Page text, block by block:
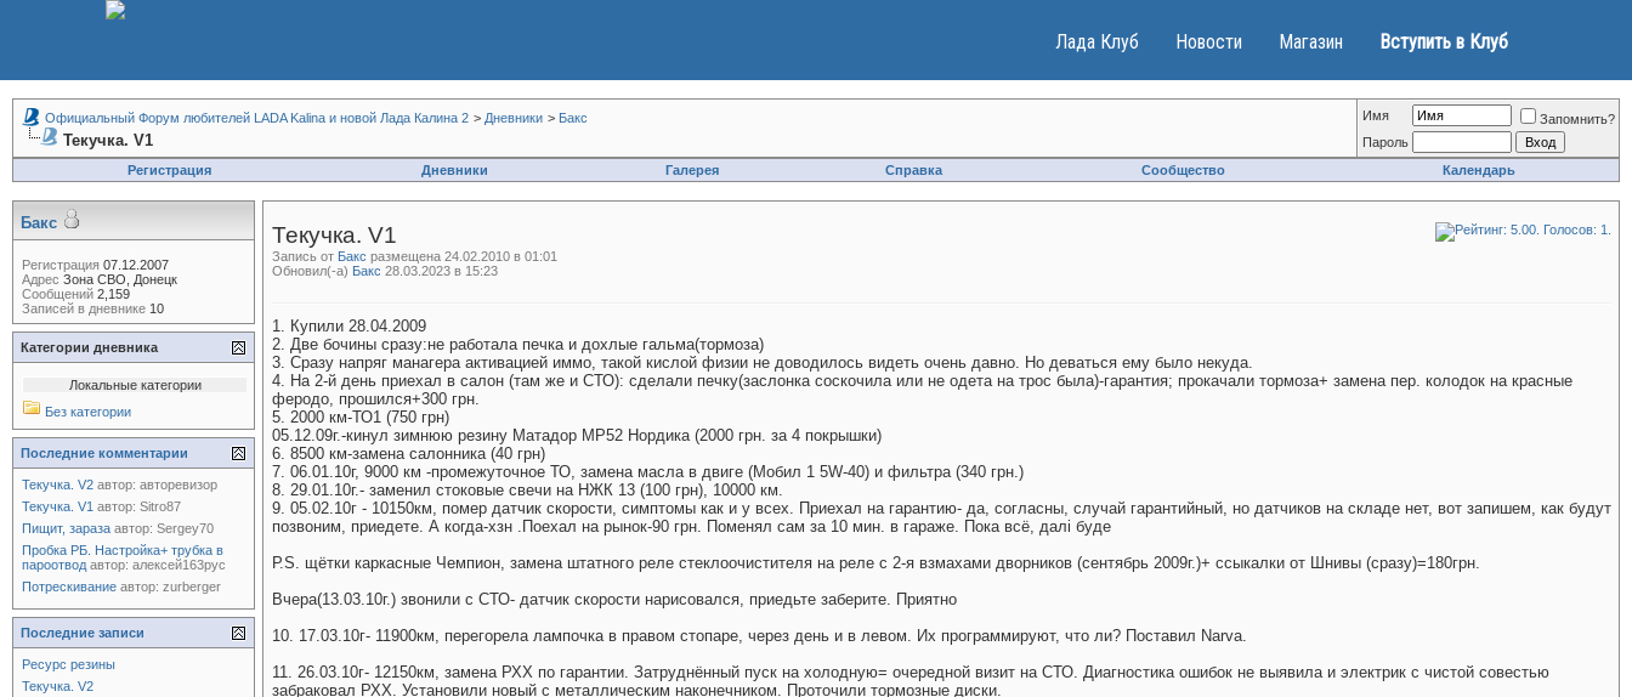
Лада Клуб Новости Магазин Вступить в Клуб
Официальный Форум любителей LADA Kalina и новой Лада Калина 2 > Дневники > Бакс
Текучка. V1
Имя
Запомнить?
Пароль
Регистрация
Дневники Галерея Справка Сообщество Календарь
Текучка. V1
Запись от Бакс размещена 24.02.2010 в 01:01
Обновил(-а) Бакс 28.03.2023 в 15:23
1. Купили 28.04.2009
2. Две бочины сразу:не работала печка и дохлые гальма(тормоза)
3. Сразу напряг манагера активацией иммо, такой кислой физии не доводилось видеть очень давно. Но деваться ему было некуда.
4. На 2-й день приехал в салон (там же и СТО): сделали печку(заслонка соскочила или не одета на трос была)-гарантия; прокачали тормоза+ замена пер. колодок на красные
феродо, прошился+300 грн.
5. 2000 км-ТО1 (750 грн)
05.12.09г.-кинул зимнюю резину Матадор МР52 Нордика (2000 грн. за 4 покрышки)
6. 8500 км-замена салонника (40 грн)
7. 06.01.10г, 9000 км -промежуточное ТО, замена масла в двиге (Мобил 1 5W-40) и фильтра (340 грн.)
8. 29.01.10г.- заменил стоковые свечи на НЖК 13 (100 грн), 10000 км.
9. 05.02.10г - 10150км, помер датчик скорости, симптомы как и у всех. Приехал на гарантию- да, согласны, случай гарантийный, но датчиков на складе нет, вот запишем, как будут
позвоним, приедете. А когда-хзн .Поехал на рынок-90 грн. Поменял сам за 10 мин. в гараже. Пока всё, далi буде
Р.S. щётки каркасные Чемпион, замена штатного реле стеклоочистителя на реле с 2-я взмахами дворников (сентябрь 2009г.)+ ссыкалки от Шнивы (сразу)=180грн.
Вчера(13.03.10г.) звонили с СТО- датчик скорости нарисовался, приедьте заберите. Приятно
10. 17.03.10г- 11900км, перегорела лампочка в правом стопаре, через день и в левом. Их программируют, что ли? Поставил Narva.
11. 26.03.10г- 12150км, замена РХХ по гарантии. Затруднённый пуск на холодную= очередной визит на СТО. Диагностика ошибок не выявила и электрик с чистой совестью
забраковал РХХ. Установили новый с металлическим наконечником. Проточили тормозные диски.
Бакс
Регистрация 07.12.2007
Адрес Зона СВО, Донецк
Сообщений 2,159
Записей в дневнике 10
Категории дневника
Локальные категории
Без категории
Последние комментарии
Текучка. V2 автор: авторевизор
Текучка. V1 автор: Sitro87
Пищит, зараза автор: Sergey70
Пробка РБ. Настройка+ трубка в
пароотвод автор: алексей163рус
Потрескивание автор: zurberger
Последние записи
Ресурс резины
Текучка. V2